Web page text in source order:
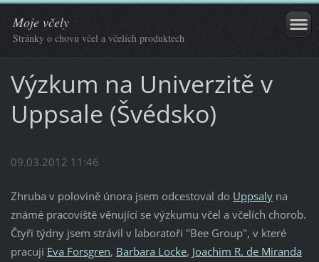
Moje včely
Stránky o chovu včel a včelích produktech
Výzkum na Univerzitě v
Uppsale (Švédsko)
09.03.2012 11:46
Zhruba v polovině února jsem odcestoval do Uppsalyna
známé pracoviště věnující se výzkumu včel a včelích chorob.
Čtyři týdny jsem strávil v laboratoři "Bee Group", v které
pracují Eva Forsgren, Barbara Locke, Joachim R. de Miranda